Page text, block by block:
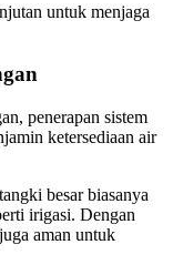
untuk menjaga
penerapan sistem
ketersediaan air
besar biasanya
irigasi. Dengan
aman untuk